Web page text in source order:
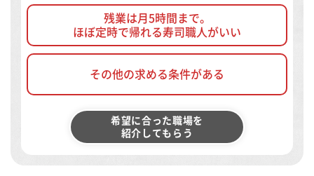
残業は月5時間まで。
ほぼ定時で帰れる寿司職人がいい
その他の求める条件がある
希望に合った職場を
紹介してもらう